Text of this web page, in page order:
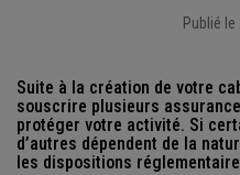
Publié
Suite à la création de votre
souscrire plusieurs
protéger votre activité. Si
d’autres dépendent de la
les dispositions